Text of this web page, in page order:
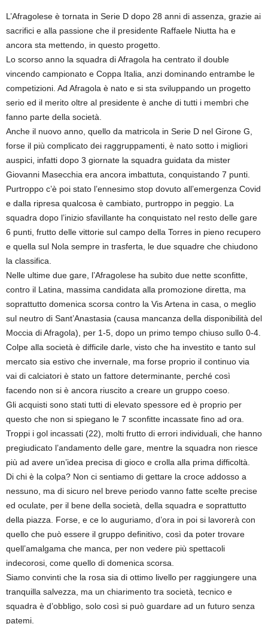
L’Afragolese è tornata in Serie D dopo 28 anni di assenza, grazie ai
sacrifici e alla passione che il presidente Raffaele Niutta ha e
ancora sta mettendo, in questo progetto.
Lo scorso anno la squadra di Afragola ha centrato il double
vincendo campionato e Coppa Italia, anzi dominando entrambe le
competizioni. Ad Afragola è nato e si sta sviluppando un progetto
serio ed il merito oltre al presidente è anche di tutti i membri che
fanno parte della società.
Anche il nuovo anno, quello da matricola in Serie D nel Girone G,
forse il più complicato dei raggruppamenti, è nato sotto i migliori
auspici, infatti dopo 3 giornate la squadra guidata da mister
Giovanni Masecchia era ancora imbattuta, conquistando 7 punti.
Purtroppo c’è poi stato l’ennesimo stop dovuto all’emergenza Covid
e dalla ripresa qualcosa è cambiato, purtroppo in peggio. La
squadra dopo l’inizio sfavillante ha conquistato nel resto delle gare
6 punti, frutto delle vittorie sul campo della Torres in pieno recupero
e quella sul Nola sempre in trasferta, le due squadre che chiudono
la classifica.
Nelle ultime due gare, l’Afragolese ha subito due nette sconfitte,
contro il Latina, massima candidata alla promozione diretta, ma
soprattutto domenica scorsa contro la Vis Artena in casa, o meglio
sul neutro di Sant’Anastasia (causa mancanza della disponibilità del
Moccia di Afragola), per 1-5, dopo un primo tempo chiuso sullo 0-4.
Colpe alla società è difficile darle, visto che ha investito e tanto sul
mercato sia estivo che invernale, ma forse proprio il continuo via
vai di calciatori è stato un fattore determinante, perché così
facendo non si è ancora riuscito a creare un gruppo coeso.
Gli acquisti sono stati tutti di elevato spessore ed è proprio per
questo che non si spiegano le 7 sconfitte incassate fino ad ora.
Troppi i gol incassati (22), molti frutto di errori individuali, che hanno
pregiudicato l’andamento delle gare, mentre la squadra non riesce
più ad avere un’idea precisa di gioco e crolla alla prima difficoltà.
Di chi è la colpa? Non ci sentiamo di gettare la croce addosso a
nessuno, ma di sicuro nel breve periodo vanno fatte scelte precise
ed oculate, per il bene della società, della squadra e soprattutto
della piazza. Forse, e ce lo auguriamo, d’ora in poi si lavorerà con
quello che può essere il gruppo definitivo, così da poter trovare
quell’amalgama che manca, per non vedere più spettacoli
indecorosi, come quello di domenica scorsa.
Siamo convinti che la rosa sia di ottimo livello per raggiungere una
tranquilla salvezza, ma un chiarimento tra società, tecnico e
squadra è d’obbligo, solo così si può guardare ad un futuro senza
patemi.